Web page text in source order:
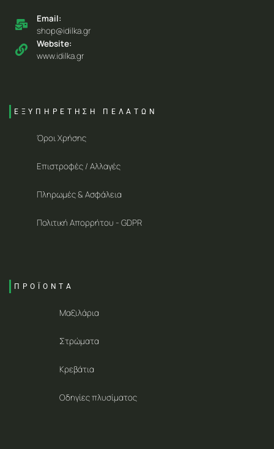
Email:
shop@idilka.gr
Website:
www.idilka.gr
ΕΞΥΠΗΡΕΤΗΣΗ ΠΕΛΑΤΩΝ
Όροι Χρήσης
Επιστροφές / Αλλαγές
Πληρωμές & Ασφάλεια
Πολιτική Απορρήτου - GDPR
ΠΡΟΪΟΝΤΑ
Μαξιλάρια
Στρώματα
Κρεβάτια
Οδηγίες πλυσίματος